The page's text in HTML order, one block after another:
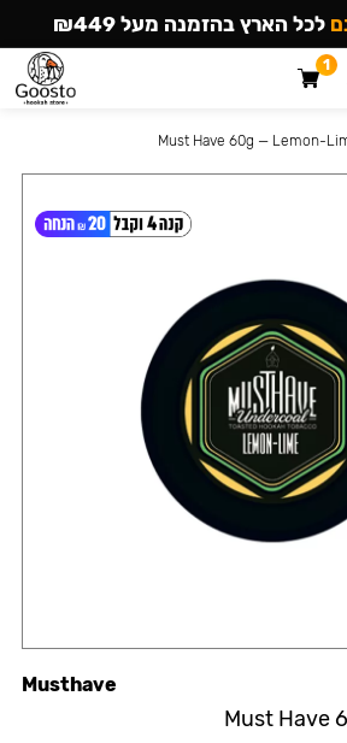
Must Have
Musthave
Must Have 60g — Lemon-
לכל הארץ בהזמנה מעל ₪449
1